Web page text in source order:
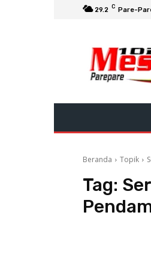
29.2 C Pare-
Beranda Topik
Tag: